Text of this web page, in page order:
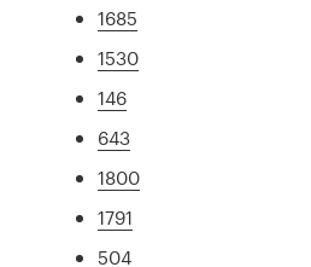
1685
1530
146
643
1800
1791
504